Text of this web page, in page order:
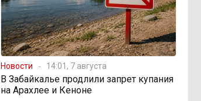
Новости 14:01, 7 августа
В Забайкалье продлили запрет купания
на Арахлее и Кеноне